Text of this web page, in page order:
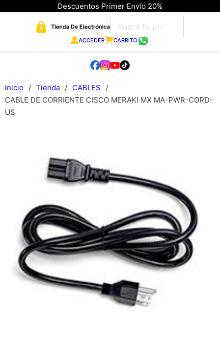
Descuentos Primer Envío 20%
ACCEDER CARRITO
Inicio / Tienda / CABLES
/
CABLE DE CORRIENTE CISCO MERAKI MX MA-PWR-CORD-
US